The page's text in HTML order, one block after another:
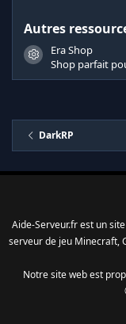
Autres
Icône de
Era Shop
Shop parfait
DarkRP
Aide-Serveur.fr est un
serveur de jeu Minecraft,
Notre site web est